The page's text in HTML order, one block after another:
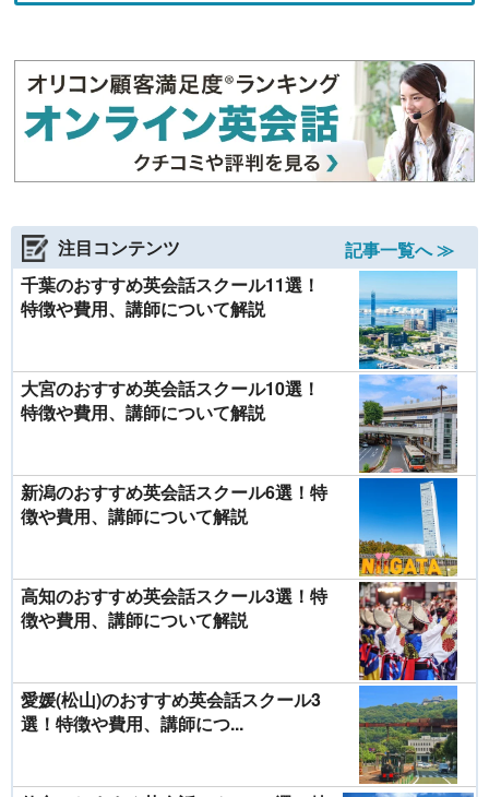
注目コンテンツ
記事一覧へ ≫
千葉のおすすめ英会話スクール11選！
特徴や費用、講師について解説
大宮のおすすめ英会話スクール10選！
特徴や費用、講師について解説
新潟のおすすめ英会話スクール6選！特
徴や費用、講師について解説
高知のおすすめ英会話スクール3選！特
徴や費用、講師について解説
愛媛(松山)のおすすめ英会話スクール3
選！特徴や費用、講師につ...